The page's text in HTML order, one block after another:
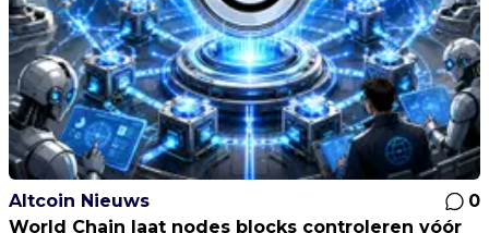
Altcoin Nieuws
0
World Chain laat nodes blocks controleren vóór